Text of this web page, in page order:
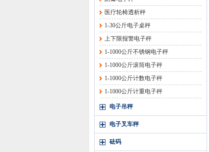
医疗轮椅透析秤
1-30公斤电子桌秤
上下限报警电子秤
1-1000公斤不锈钢电子秤
1-1000公斤滚筒电子秤
1-1000公斤计数电子秤
1-1000公斤计重电子秤
电子吊秤
电子叉车秤
砝码